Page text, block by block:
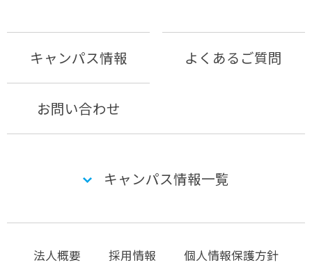
キャンパス情報 よくあるご質問
お問い合わせ
キャンパス情報一覧
法人概要 採用情報
個人情報保護方針